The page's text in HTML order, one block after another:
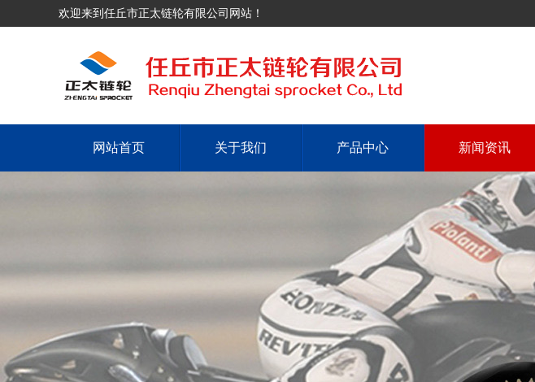
欢迎来到任丘市正太链轮有限公司网站！
网站首页 关于我们 产品中心 新闻资讯